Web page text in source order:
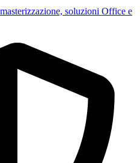
soluzioni Office e